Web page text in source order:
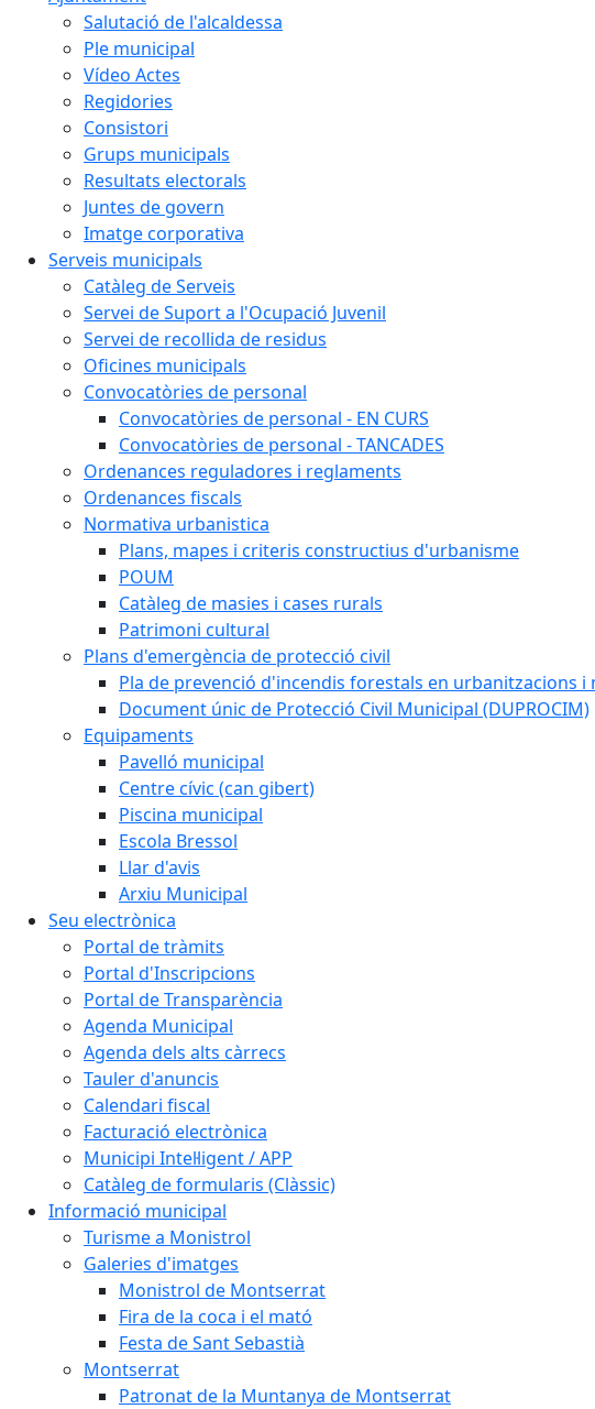
Salutació de l'alcaldessa
Ple municipal
Vídeo Actes
Regidories
Consistori
Grups municipals
Resultats electorals
Juntes de govern
Imatge corporativa
Serveis municipals
Catàleg de Serveis
Servei de Suport a l'Ocupació Juvenil
Servei de recollida de residus
Oficines municipals
Convocatòries de personal
Convocatòries de personal - EN CURS
Convocatòries de personal - TANCADES
Ordenances reguladores i reglaments
Ordenances fiscals
Normativa urbanistica
Plans, mapes i criteris constructius d'urbanisme
POUM
Catàleg de masies i cases rurals
Patrimoni cultural
Plans d'emergència de protecció civil
Pla de prevenció d'incendis forestals en urbanitzacions i
Document únic de Protecció Civil Municipal (DUPROCIM)
Equipaments
Pavelló municipal
Centre cívic (can gibert)
Piscina municipal
Escola Bressol
Llar d'avis
Arxiu Municipal
Seu electrònica
Portal de tràmits
Portal d'Inscripcions
Portal de Transparència
Agenda Municipal
Agenda dels alts càrrecs
Tauler d'anuncis
Calendari fiscal
Facturació electrònica
Municipi Intel·ligent / APP
Catàleg de formularis (Clàssic)
Informació municipal
Turisme a Monistrol
Galeries d'imatges
Monistrol de Montserrat
Fira de la coca i el mató
Festa de Sant Sebastià
Montserrat
Patronat de la Muntanya de Montserrat